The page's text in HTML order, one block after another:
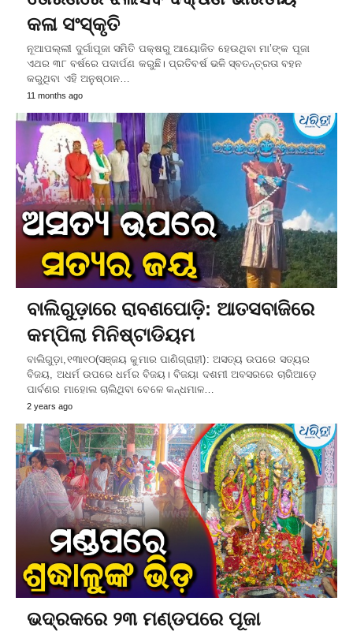
କଳା ସଂସ୍କୃତି
ନୂଆପଲ୍ଲୀ ଦୁର୍ଗାପୂଜା ସମିତି ପକ୍ଷରୁ ଆୟୋଜିତ ହେଉଥିବା ମା’ଙ୍କ ପୂଜା
ଏଥର ୩୮ ବର୍ଷରେ ପଦାର୍ପଣ କରୁଛି। ପ୍ରତିବର୍ଷ ଭଳି ସ୍ବତନ୍ତ୍ରତା ବହନ
କରୁଥିବା ଏହି ଅନୁଷ୍ଠାନ…
11 months ago
ବାଲିଗୁଡ଼ାରେ ରାବଣପୋଡ଼ି: ଆତସବାଜିରେ
କମ୍ପିଲା ମିନିଷ୍ଟାଡିୟମ
ବାଲିଗୁଡ଼ା,୧୩ା୧୦(ସଞ୍ଜୟ କୁମାର ପାଣିଗ୍ରାହୀ): ଅସତ୍ୟ ଉପରେ ସତ୍ୟର
ବିଜୟ, ଅଧର୍ମ ଉପରେ ଧର୍ମର ବିଜୟ। ବିଜୟା ଦଶମୀ ଅବସରରେ ଚାରିଆଡ଼େ
ପାର୍ବଣର ମାହୋଲ ଚାଲିଥିବା ବେଳେ କନ୍ଧମାଳ…
2 years ago
ଭଦ୍ରକରେ ୨୩ ମଣ୍ଡପରେ ପୂଜା